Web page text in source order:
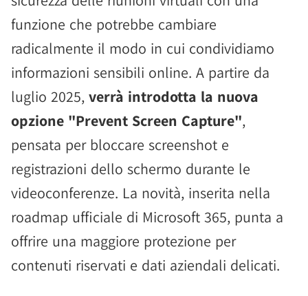
funzione che potrebbe cambiare
radicalmente il modo in cui condividiamo
informazioni sensibili online. A partire da
luglio 2025, verrà introdotta la nuova
opzione "Prevent Screen Capture",
pensata per bloccare screenshot e
registrazioni dello schermo durante le
videoconferenze. La novità, inserita nella
roadmap ufficiale di Microsoft 365, punta a
offrire una maggiore protezione per
contenuti riservati e dati aziendali delicati.